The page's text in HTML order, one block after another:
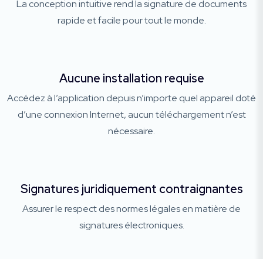
La conception intuitive rend la signature de documents
rapide et facile pour tout le monde.
Aucune installation requise
Accédez à l’application depuis n’importe quel appareil doté
d’une connexion Internet, aucun téléchargement n’est
nécessaire.
Signatures juridiquement contraignantes
Assurer le respect des normes légales en matière de
signatures électroniques.